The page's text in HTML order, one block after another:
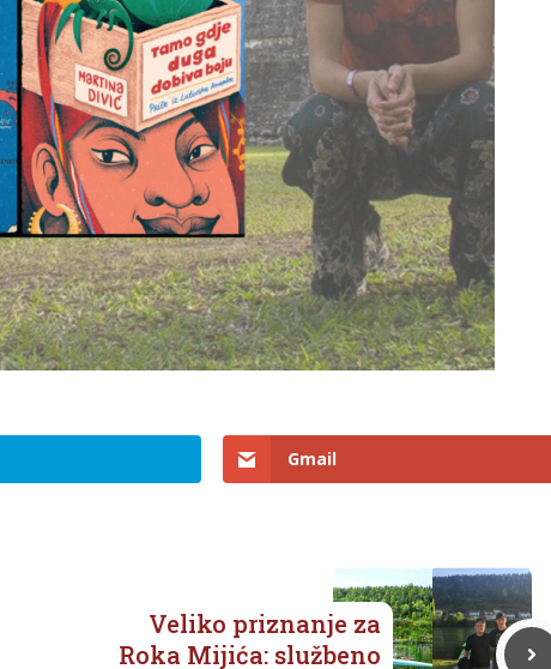
Gmail
Veliko priznanje za
Roka Mijića: službeno